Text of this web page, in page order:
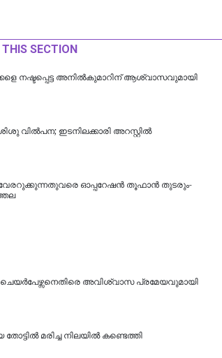
THIS SECTION
നഷ്ടപ്പെട്ട അനിൽകുമാറിന് ആശ്വാസവുമായി
വില്‍പന; ഇടനിലക്കാരി അറസ്റ്റില്‍
ഓപ്പറേഷൻ തൂഫാൻ തുടരും-
അവിശ്വാസ പ്രമേയവുമായി
തോട്ടിൽ മരിച്ച നിലയിൽ കണ്ടെത്തി